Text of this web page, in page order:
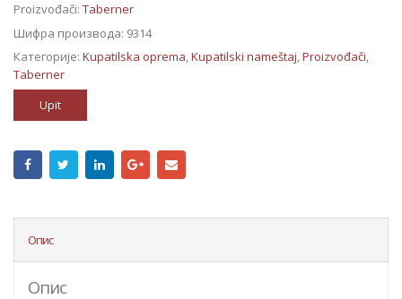
Proizvođači: Taberner
Шифра производа: 9314
Категорије: Kupatilska oprema,Kupatilski nameštaj,Proizvođači,
Taberner
Upit
Опис
Опис